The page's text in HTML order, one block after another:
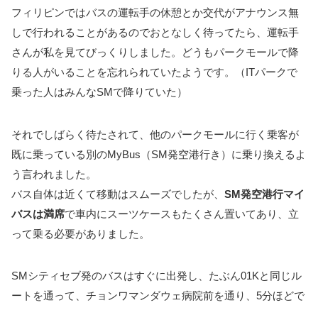
フィリピンではバスの運転手の休憩とか交代がアナウンス無
しで行われることがあるのでおとなしく待ってたら、運転手
さんが私を見てびっくりしました。どうもパークモールで降
りる人がいることを忘れられていたようです。（ITパークで
乗った人はみんなSMで降りていた）
それでしばらく待たされて、他のパークモールに行く乗客が
既に乗っている別のMyBus（SM発空港行き）に乗り換えるよ
う言われました。
バス自体は近くて移動はスムーズでしたが、 SM発空港行マイ
バスは満席で車内にスーツケースもたくさん置いてあり、立
って乗る必要がありました。
SMシティセブ発のバスはすぐに出発し、たぶん01Kと同じル
ートを通って、チョンワマンダウェ病院前を通り、5分ほどで